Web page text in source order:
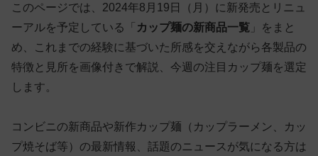
このページでは、2024年8月19日（月）に新発売とリニュ
ーアルを予定している「 カップ麺の新商品一覧 」をまと
め、これまでの経験に基づいた所感を交えながら各製品の
特徴と見所を画像付きで解説、今週の注目カップ麺を選定
します。
コンビニの新商品や新作カップ麺（カップラーメン、カッ
プ焼そば等）の最新情報、話題のニュースが気になる方は